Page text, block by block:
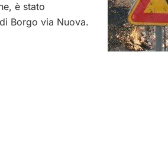
è stato
Borgo via Nuova.